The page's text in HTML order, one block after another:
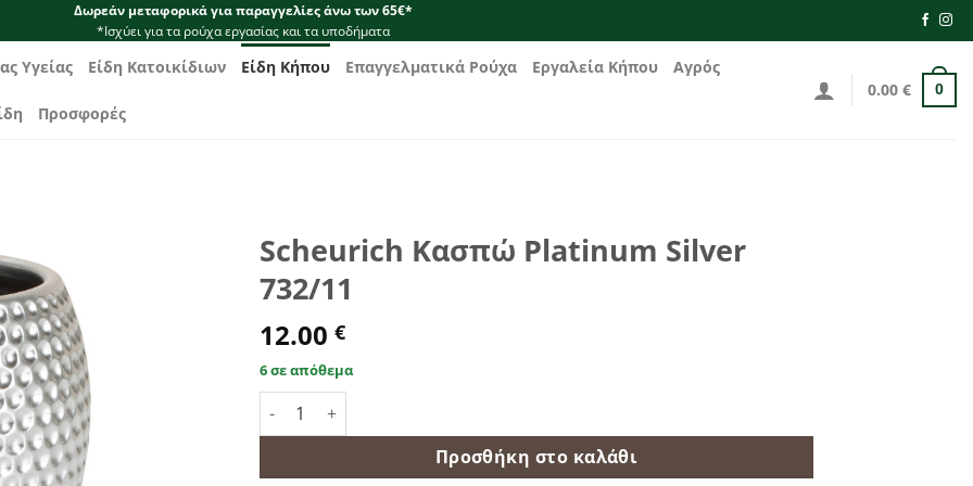
Δωρεάν μεταφορικά για παραγγελίες άνω των 65€*
*Ισχύει για τα ρούχα εργασίας και τα υποδήματα
Υγείας Είδη Κατοικίδιων Είδη Κήπου Επαγγελματικά Ρούχα Εργαλεία Κήπου Αγρός
Προσφορές
0.00€ 0
Scheurich Κασπώ Platinum Silver
732/11
12.00 €
6 σε απόθεμα
Scheurich Κασπώ Platinum Silver 732/11 ποσότητα
Προσθήκη στο καλάθι